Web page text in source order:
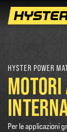
HYSTER POWER
Per le applicazioni